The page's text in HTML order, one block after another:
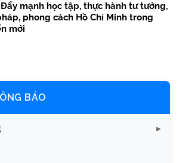
mạnh học tập, thực hành tư tưởng,
phong cách Hồ Chí Minh trong
mới
BÁO
viên